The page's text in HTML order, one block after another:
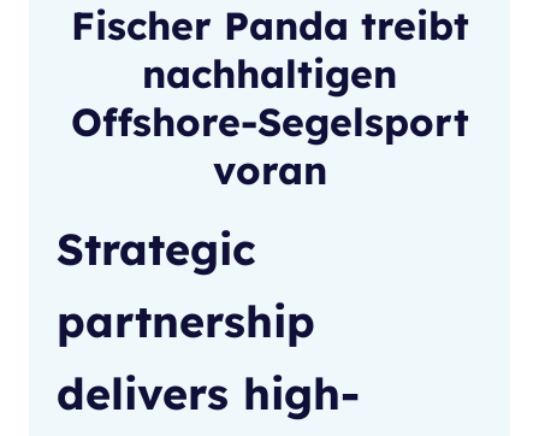
Fischer Panda treibt
nachhaltigen
Offshore-Segelsport
voran
Strategic
partnership
delivers high-